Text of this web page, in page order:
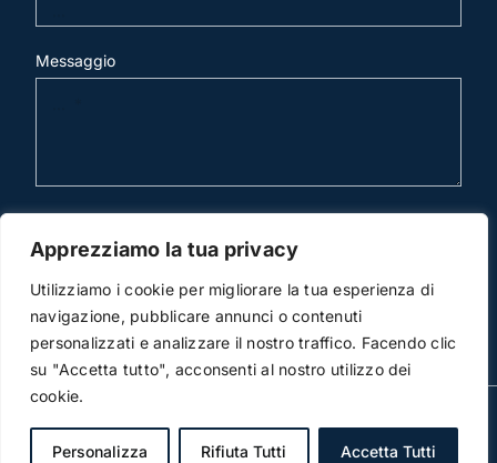
Apprezziamo la tua privacy
Utilizziamo i cookie per migliorare la tua esperienza di
navigazione, pubblicare annunci o contenuti
personalizzati e analizzare il nostro traffico. Facendo clic
su "Accetta tutto", acconsenti al nostro utilizzo dei
cookie.
Personalizza Rifiuta Tutti Accetta Tutti
Messaggio
invia mail
© Copyright 2012 -2016 | Studio Legale Scicchitano | All
Rights Reserved | Powered by
3DWorks